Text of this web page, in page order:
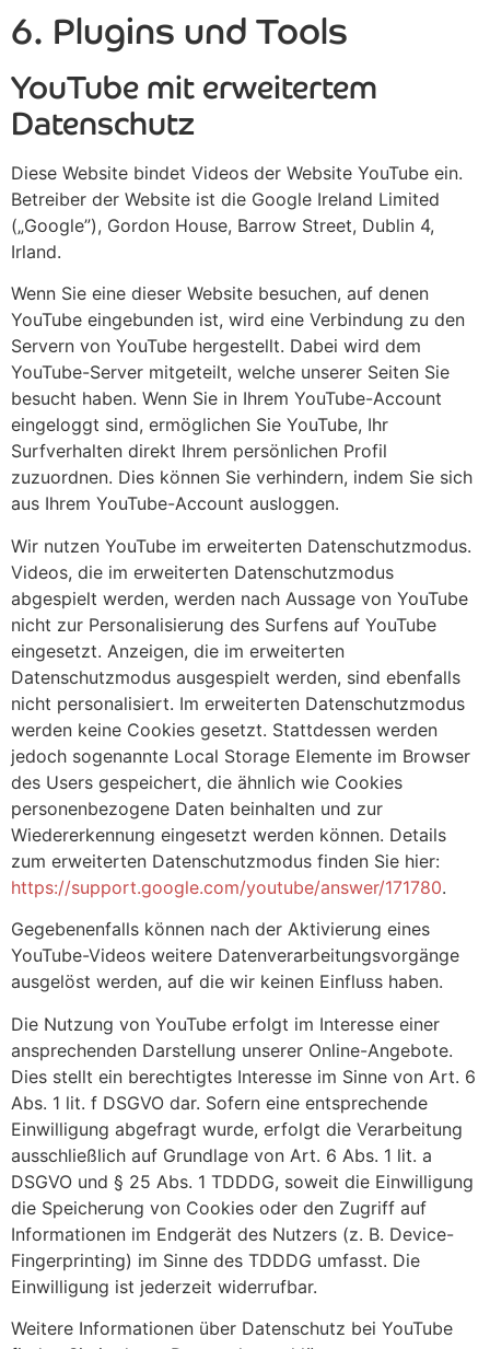
6. Plugins und Tools
YouTube mit erweitertem
Datenschutz
Diese Website bindet Videos der Website YouTube ein.
Betreiber der Website ist die Google Ireland Limited
(„Google”), Gordon House, Barrow Street, Dublin 4,
Irland.
Wenn Sie eine dieser Website besuchen, auf denen
YouTube eingebunden ist, wird eine Verbindung zu den
Servern von YouTube hergestellt. Dabei wird dem
YouTube-Server mitgeteilt, welche unserer Seiten Sie
besucht haben. Wenn Sie in Ihrem YouTube-Account
eingeloggt sind, ermöglichen Sie YouTube, Ihr
Surfverhalten direkt Ihrem persönlichen Profil
zuzuordnen. Dies können Sie verhindern, indem Sie sich
aus Ihrem YouTube-Account ausloggen.
Wir nutzen YouTube im erweiterten Datenschutzmodus.
Videos, die im erweiterten Datenschutzmodus
abgespielt werden, werden nach Aussage von YouTube
nicht zur Personalisierung des Surfens auf YouTube
eingesetzt. Anzeigen, die im erweiterten
Datenschutzmodus ausgespielt werden, sind ebenfalls
nicht personalisiert. Im erweiterten Datenschutzmodus
werden keine Cookies gesetzt. Stattdessen werden
jedoch sogenannte Local Storage Elemente im Browser
des Users gespeichert, die ähnlich wie Cookies
personenbezogene Daten beinhalten und zur
Wiedererkennung eingesetzt werden können. Details
zum erweiterten Datenschutzmodus finden Sie hier:
https://support.google.com/youtube/answer/171780.
Gegebenenfalls können nach der Aktivierung eines
YouTube-Videos weitere Datenverarbeitungsvorgänge
ausgelöst werden, auf die wir keinen Einfluss haben.
Die Nutzung von YouTube erfolgt im Interesse einer
ansprechenden Darstellung unserer Online-Angebote.
Dies stellt ein berechtigtes Interesse im Sinne von Art. 6
Abs. 1 lit. f DSGVO dar. Sofern eine entsprechende
Einwilligung abgefragt wurde, erfolgt die Verarbeitung
ausschließlich auf Grundlage von Art. 6 Abs. 1 lit. a
DSGVO und § 25 Abs. 1 TDDDG, soweit die Einwilligung
die Speicherung von Cookies oder den Zugriff auf
Informationen im Endgerät des Nutzers (z. B. Device-
Fingerprinting) im Sinne des TDDDG umfasst. Die
Einwilligung ist jederzeit widerrufbar.
Weitere Informationen über Datenschutz bei YouTube